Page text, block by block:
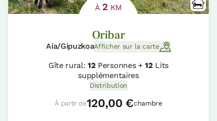
À 2 KM
Oribar
Aia/GipuzkoaAfficher sur la carte
Gîte rural:12 Personnes +12 Lits
supplémentaires
Distribution
À partir de120,00 €chambre